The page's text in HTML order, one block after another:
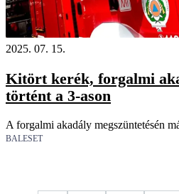
2025. 07. 15.
Kitört kerék, forgalmi
történt a 3-ason
A forgalmi akadály megszüntetésén
BALESET